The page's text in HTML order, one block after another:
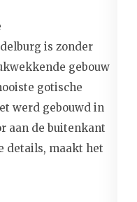
is zonder
gebouw
gotische
werd gebouwd in
aan de buitenkant
details, maakt het